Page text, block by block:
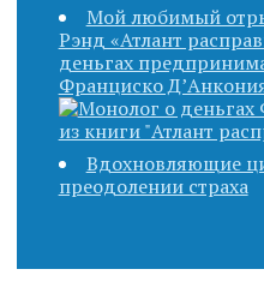
Мой любимый
Рэнд «Атлант
деньгах
Франциско
Вдохновляющие
преодолении страха